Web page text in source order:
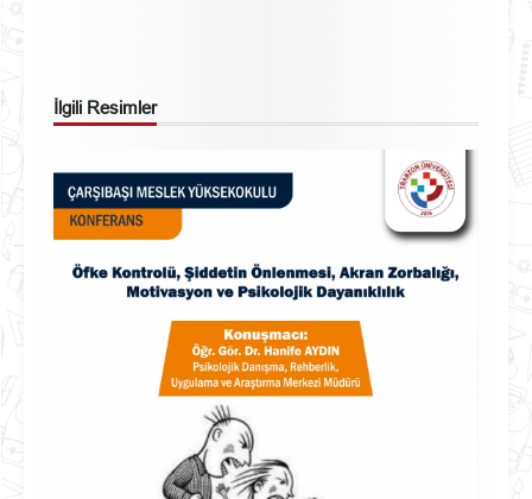
İlgili Resimler